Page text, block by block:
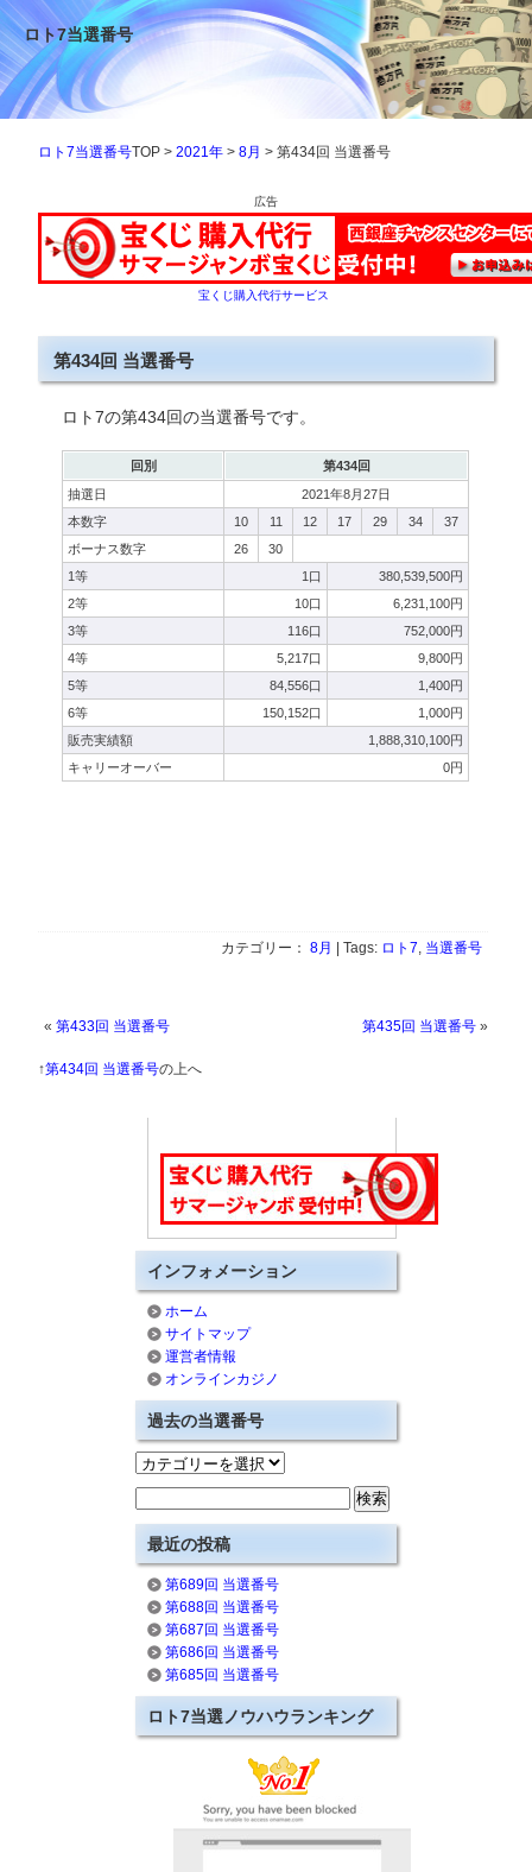
ロト7当選番号
ロト7当選番号TOP >2021年 >8月 > 第434回 当選番号
広告
宝くじ購入代行サービス
第434回 当選番号
ロト7の第434回の当選番号です。
回別
第434回
抽選日
2021年8月27日
本数字
10 11 12 17 29 34
37
ボーナス数字
26
30
1等
1口
380,539,500円
2等
10口
6,231,100円
3等
116口
752,000円
4等
5,217口
9,800円
5等
84,556口
1,400円
6等
150,152口
1,000円
販売実績額
1,888,310,100円
キャリーオーバー
0円
カテゴリー： 8月 | Tags: ロト7 当選番号
«第433回 当選番号 第435回 当選番号»
↑第434回 当選番号の上へ
インフォメーション
ホーム
サイトマップ
運営者情報
オンラインカジノ
過去の当選番号
最近の投稿
第689回 当選番号
第688回 当選番号
第687回 当選番号
第686回 当選番号
第685回 当選番号
ロト7当選ノウハウランキング